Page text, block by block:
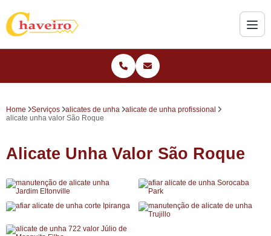
Home Serviços alicates de unha
alicate de unha profissional
alicate unha valor São Roque
Alicate Unha Valor São Roque